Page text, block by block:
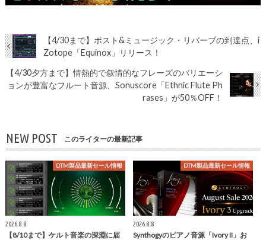
【4/30まで】ポスト&ミュージック・リバーブの到達点、i
Zotope「Equinox」リリース！
【4/30夕方まで】情熱的で叙情的なフレーズのバリエーシ
ョンが豊富なフルート音源、Sonuscore「Ethnic Flute Ph
rases」が50％OFF！
NEW POST このライターの最新記事
DTM製品最新セール情報
2026.8.8
【8/10まで】ケルト音楽の深淵に届
DTM製品最新セール情報
2026.8.8
Synthogyのピアノ音源「Ivory II」お